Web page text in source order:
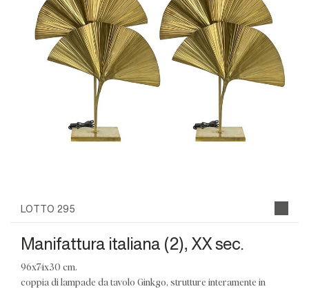
LOTTO 295
Manifattura italiana (2), XX sec.
96x74x30 cm.
coppia di lampade da tavolo Ginkgo, strutture interamente in